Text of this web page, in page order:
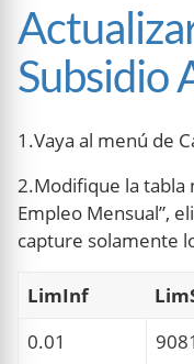
Subsidio
1.Vaya al menú de
2.Modifique la tabla
Empleo Mensual”,
capture solamente
LimInf
0.01